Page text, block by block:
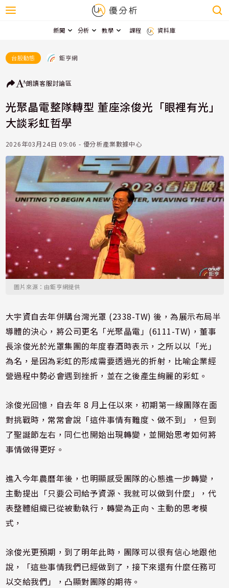
新聞 分析 教學 課程 資料庫
台股動態 鉅亨網
朗讀客服討論區
光聚晶電整隊轉型 董座涂俊光「眼裡有光」
大談彩虹哲學
2026年03月24日 09:06 - 優分析產業數據中心
圖片來源：由鉅亨網提供
大宇資自去年併購台灣光罩 (2338-TW) 後，為展示布局半
導體的決心，將公司更名「光聚晶電」(6111-TW)，董事
長涂俊光於光罩集團的年度春酒時表示，之所以以「光」
為名，是因為彩虹的形成需要透過光的折射，比喻企業經
營過程中勢必會遇到挫折，並在之後產生絢麗的彩虹。
涂俊光回憶，自去年 8 月上任以來，初期第一線團隊在面
對挑戰時，常常會說「這件事情有難度、做不到」，但到
了聖誕節左右，同仁也開始出現轉變，並開始思考如何將
事情做得更好。
進入今年農曆年後，也明顯感受團隊的心態進一步轉變，
主動提出「只要公司給予資源、我就可以做到什麼」，代
表整體組織已從被動執行，轉變為正向、主動的思考模
式，
涂俊光更預期，到了明年此時，團隊可以很有信心地跟他
說，「這些事情我們已經做到了，接下來還有什麼任務可
以交給我們」，凸顯對團隊的期待。